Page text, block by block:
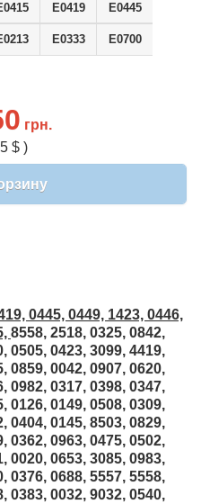
E0419 E0445
E0333 E0700
грн.
$ )
0445, 0449, 1423, 0446,
8558, 2518, 0325, 0842,
0505, 0423, 3099, 4419,
0859, 0042, 0907, 0620,
0982, 0317, 0398, 0347,
0126, 0149, 0508, 0309,
0404, 0145, 8503, 0829,
0362, 0963, 0475, 0502,
0020, 0653, 3085, 0983,
0376, 0688, 5557, 5558,
0383, 0032, 9032, 0540,